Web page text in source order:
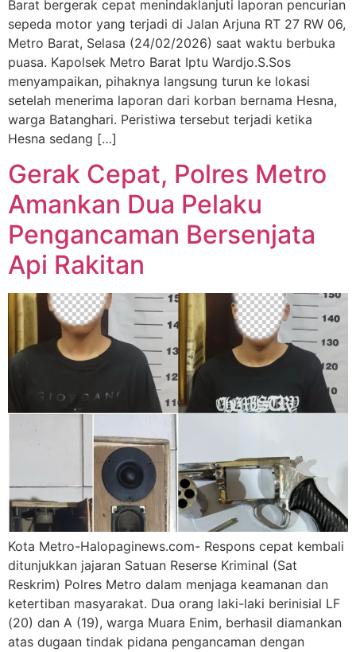
Barat bergerak cepat menindaklanjuti laporan pencurian
sepeda motor yang terjadi di Jalan Arjuna RT 27 RW 06,
Metro Barat, Selasa (24/02/2026) saat waktu berbuka
puasa. Kapolsek Metro Barat Iptu Wardjo.S.Sos
menyampaikan, pihaknya langsung turun ke lokasi
setelah menerima laporan dari korban bernama Hesna,
warga Batanghari. Peristiwa tersebut terjadi ketika
Hesna sedang […]
Gerak Cepat, Polres Metro
Amankan Dua Pelaku
Pengancaman Bersenjata
Api Rakitan
Kota Metro-Halopaginews.com- Respons cepat kembali
ditunjukkan jajaran Satuan Reserse Kriminal (Sat
Reskrim) Polres Metro dalam menjaga keamanan dan
ketertiban masyarakat. Dua orang laki-laki berinisial LF
(20) dan A (19), warga Muara Enim, berhasil diamankan
atas dugaan tindak pidana pengancaman dengan